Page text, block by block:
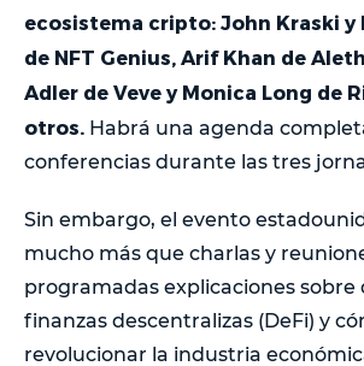
ecosistema cripto: John Kraski y
de NFT Genius, Arif Khan de
Adler de Veve y Monica Long de
otros. Habrá una agenda
conferencias durante las tres
Sin embargo, el evento
mucho más que charlas y
programadas explicaciones sobre
finanzas descentralizas (DeFi) y
revolucionar la industria